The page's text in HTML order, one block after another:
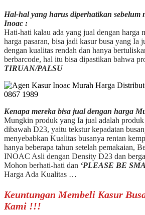
Hal-hal yang harus diperhatikan sebelum
Inoac :
Hati-hati kalau ada yang jual dengan harga
harga pasaran, bisa jadi kasur busa yang Ia
dengan kualitas rendah dan hanya
berbarcode, hal itu bisa dipastikan bahwa
TIRUAN/PALSU
Kenapa mereka bisa jual dengan harga
Mungkin produk yang Ia jual adalah
dibawah D23, yaitu tekstur kepadatan
menyebabkan Kualitas busanya rentan
hanya beberapa tahun setelah pemakaian,
INOAC Asli dengan Density D23 dan
Mohon berhati-hati dan ‘PLEASE BE
Harga Ada Kualitas …
Keuntungan Membeli Kasur
Kami !!!